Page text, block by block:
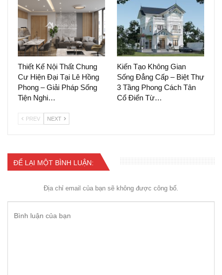
Thiết Kế Nội Thất Chung
Cư Hiện Đại Tại Lê Hồng
Phong – Giải Pháp Sống
Tiện Nghi…
Kiến Tạo Không Gian
Sống Đẳng Cấp – Biệt Thự
3 Tầng Phong Cách Tân
Cổ Điển Từ…
PREV NEXT
ĐỂ LẠI MỘT BÌNH LUẬN:
Địa chỉ email của bạn sẽ không được công bố.